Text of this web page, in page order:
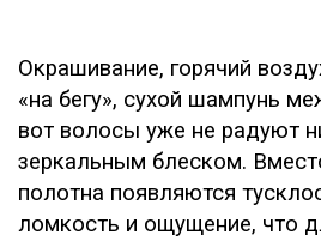
Окрашивание, горячий
«на бегу», сухой шампунь
вот волосы уже не радуют
зеркальным блеском.
полотна появляются
ломкость и ощущение, что